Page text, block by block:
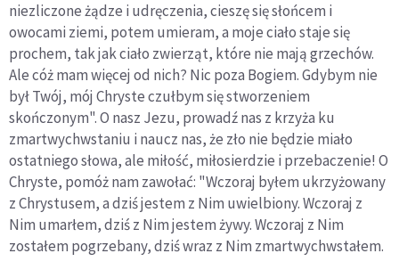
niezliczone żądze i udręczenia, cieszę się słońcem i
owocami ziemi, potem umieram, a moje ciało staje się
prochem, tak jak ciało zwierząt, które nie mają grzechów.
Ale cóż mam więcej od nich? Nic poza Bogiem. Gdybym nie
był Twój, mój Chryste czułbym się stworzeniem
skończonym". O nasz Jezu, prowadź nas z krzyża ku
zmartwychwstaniu i naucz nas, że zło nie będzie miało
ostatniego słowa, ale miłość, miłosierdzie i przebaczenie! O
Chryste, pomóż nam zawołać: "Wczoraj byłem ukrzyżowany
z Chrystusem, a dziś jestem z Nim uwielbiony. Wczoraj z
Nim umarłem, dziś z Nim jestem żywy. Wczoraj z Nim
zostałem pogrzebany, dziś wraz z Nim zmartwychwstałem.